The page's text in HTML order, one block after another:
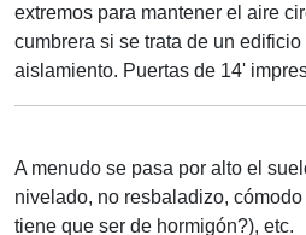
extremos para mantener el aire
cumbrera si se trata de un
aislamiento. Puertas de 14'
A menudo se pasa por alto el
nivelado, no resbaladizo,
tiene que ser de hormigón?), etc.